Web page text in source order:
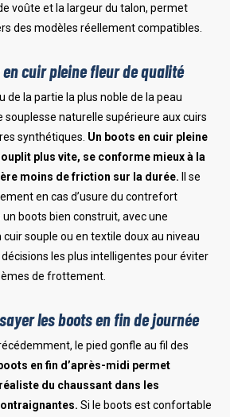
voûte et la largeur du talon, permet
des modèles réellement compatibles.
cuir pleine fleur de qualité
de la partie la plus noble de la peau
souplesse naturelle supérieure aux cuirs
synthétiques. Un boots en cuir pleine
plus vite, se conforme mieux à la
moins de friction sur la durée. Il se
en cas d’usure du contrefort
boots bien construit, avec une
souple ou en textile doux au niveau
décisions les plus intelligentes pour éviter
de frottement.
les boots en fin de journée
le pied gonfle au fil des
en fin d’après-midi permet
du chaussant dans les
Si le boots est confortable